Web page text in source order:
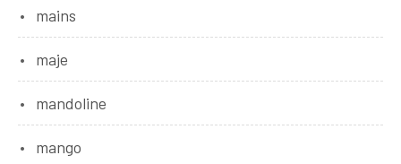
mains
maje
mandoline
mango